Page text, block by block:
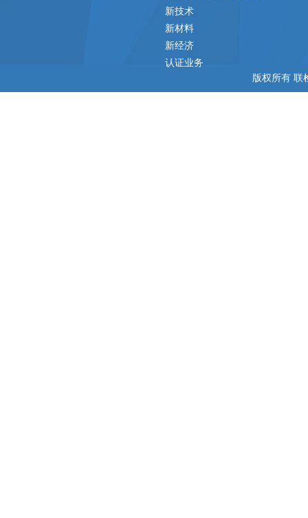
新技术
新材料
新经济
认证业务
版权所有